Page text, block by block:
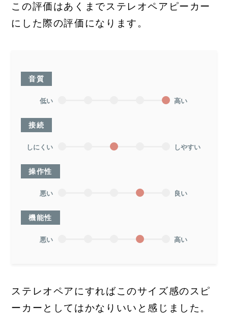
この評価はあくまでステレオペアピーカー
にした際の評価になります。
音質
低い 高い
接続
しにくい しやすい
操作性
悪い 良い
機能性
悪い 高い
ステレオペアにすればこのサイズ感のスピ
ーカーとしてはかなりいいと感じました。